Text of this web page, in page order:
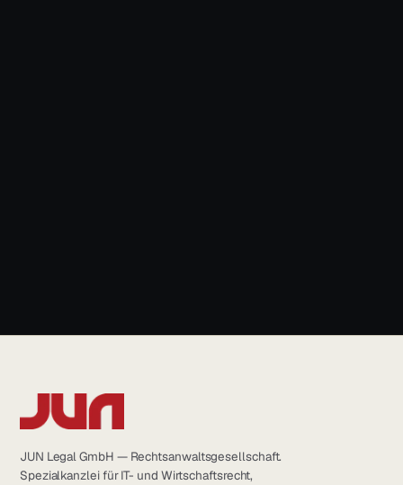
JUN Legal GmbH — Rechtsanwaltsgesellschaft.
Spezialkanzlei für IT- und Wirtschaftsrecht,